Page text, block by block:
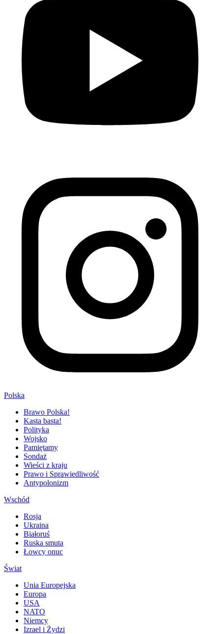
Polska
Brawo Polska!
Kasta basta!
Polityka
Wojsko
Pamiętamy
Sondaż
Wieści z kraju
Prawo i Sprawiedliwość
Antypolonizm
Wschód
Rosja
Ukraina
Białoruś
Ruska smuta
Łowcy onuc
Świat
Unia Europejska
Europa
USA
NATO
Niemcy
Izrael i Żydzi